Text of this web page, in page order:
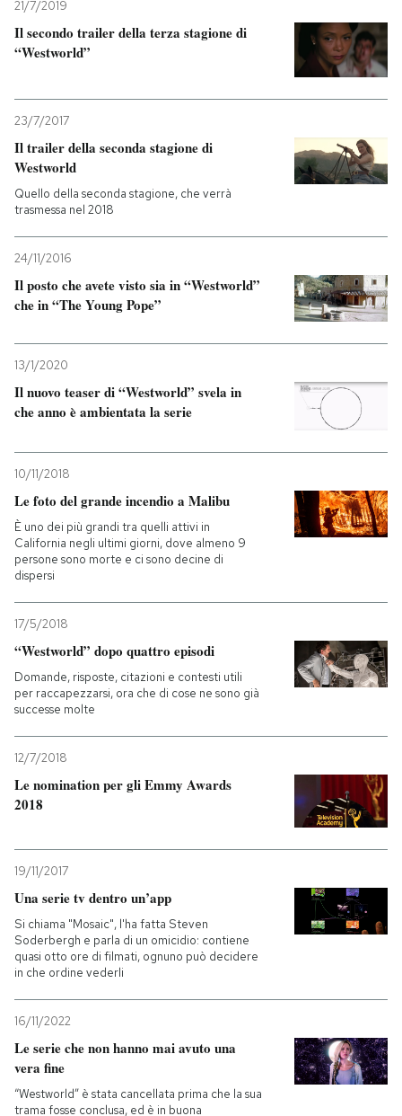
21/7/2019
Il secondo trailer della terza stagione di
“Westworld”
23/7/2017
Il trailer della seconda stagione di
Westworld
Quello della seconda stagione, che verrà
trasmessa nel 2018
24/11/2016
Il posto che avete visto sia in “Westworld”
che in “The Young Pope”
13/1/2020
Il nuovo teaser di “Westworld” svela in
che anno è ambientata la serie
10/11/2018
Le foto del grande incendio a Malibu
È uno dei più grandi tra quelli attivi in
California negli ultimi giorni, dove almeno 9
persone sono morte e ci sono decine di
dispersi
17/5/2018
“Westworld” dopo quattro episodi
Domande, risposte, citazioni e contesti utili
per raccapezzarsi, ora che di cose ne sono già
successe molte
12/7/2018
Le nomination per gli Emmy Awards
2018
19/11/2017
Una serie tv dentro un’app
Si chiama "Mosaic", l'ha fatta Steven
Soderbergh e parla di un omicidio: contiene
quasi otto ore di filmati, ognuno può decidere
in che ordine vederli
16/11/2022
Le serie che non hanno mai avuto una
vera fine
“Westworld” è stata cancellata prima che la sua
trama fosse conclusa, ed è in buona